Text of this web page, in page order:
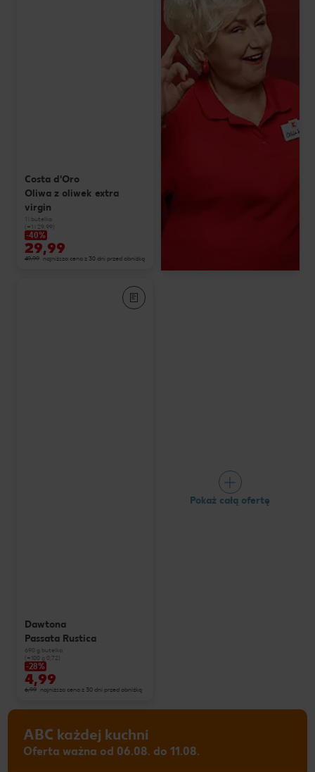
Costa d'Oro
Oliwa z oliwek extra
virgin
1 l butelka
(=1 l 29,99)
-40%
29,99
49,99 najniższa cena z 30 dni przed obniżką
Dawtona
Passata Rustica
690 g butelka
(=100 g 0,72)
-28%
4,99
6,99 najniższa cena z 30 dni przed obniżką
Pokaż całą ofertę
ABC każdej kuchni
Oferta ważna od 06.08. do 11.08.